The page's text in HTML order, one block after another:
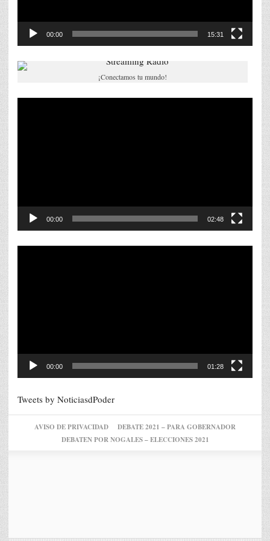
00:00 15:31
¡Conectamos tu mundo!
00:00 02:48
00:00 01:28
Tweets by NoticiasdPoder
AVISO DE PRIVACIDAD
DEBATE 2021 – PARA GOBERNADOR
DEBATEN POR NOGALES – ELECCIONES 2021